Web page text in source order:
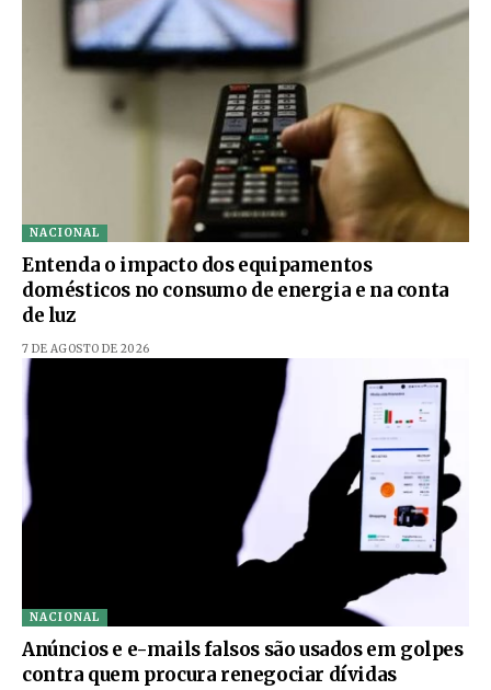
NACIONAL
Entenda o impacto dos equipamentos
domésticos no consumo de energia e na conta
de luz
7 DE AGOSTO DE 2026
NACIONAL
Anúncios e e-mails falsos são usados em golpes
contra quem procura renegociar dívidas